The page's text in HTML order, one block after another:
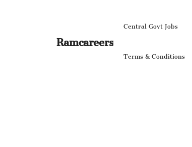
Ramcareers
Central Govt Jobs
Terms & Conditions